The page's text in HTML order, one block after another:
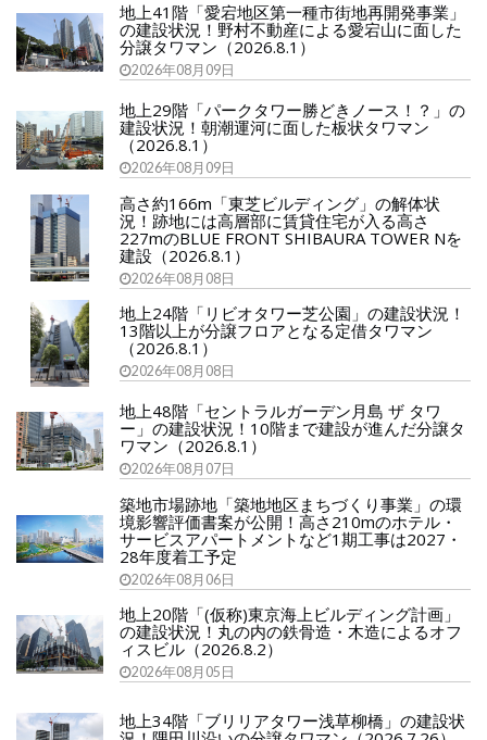
地上41階「愛宕地区第一種市街地再開発事業」
の建設状況！野村不動産による愛宕山に面した
分譲タワマン（2026.8.1）
2026年08月09日
地上29階「パークタワー勝どきノース！？」の
建設状況！朝潮運河に面した板状タワマン
（2026.8.1）
2026年08月09日
高さ約166m「東芝ビルディング」の解体状
況！跡地には高層部に賃貸住宅が入る高さ
227mのBLUE FRONT SHIBAURA TOWER Nを
建設（2026.8.1）
2026年08月08日
地上24階「リビオタワー芝公園」の建設状況！
13階以上が分譲フロアとなる定借タワマン
（2026.8.1）
2026年08月08日
地上48階「セントラルガーデン月島 ザ タワ
ー」の建設状況！10階まで建設が進んだ分譲タ
ワマン（2026.8.1）
2026年08月07日
築地市場跡地「築地地区まちづくり事業」の環
境影響評価書案が公開！高さ210mのホテル・
サービスアパートメントなど1期工事は2027・
28年度着工予定
2026年08月06日
地上20階「(仮称)東京海上ビルディング計画」
の建設状況！丸の内の鉄骨造・木造によるオフ
ィスビル（2026.8.2）
2026年08月05日
地上34階「ブリリアタワー浅草柳橋」の建設状